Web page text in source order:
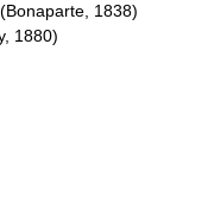
(Bonaparte, 1838)
1880)